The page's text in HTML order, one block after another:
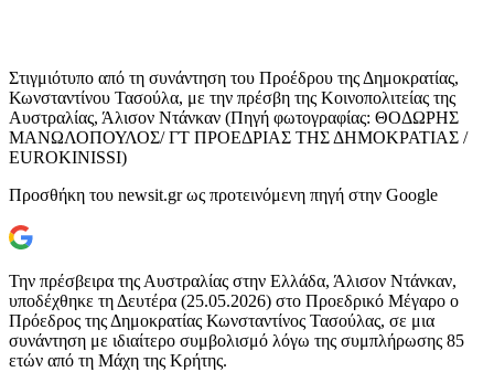
Στιγμιότυπο από τη συνάντηση του Προέδρου της Δημοκρατίας,
Κωνσταντίνου Τασούλα, με την πρέσβη της Κοινοπολιτείας της
Αυστραλίας, Άλισον Ντάνκαν (Πηγή φωτογραφίας: ΘΟΔΩΡΗΣ
ΜΑΝΩΛΟΠΟΥΛΟΣ/ ΓΤ ΠΡΟΕΔΡΙΑΣ ΤΗΣ ΔΗΜΟΚΡΑΤΙΑΣ /
EUROKINISSI)
Προσθήκη του newsit.gr ως προτεινόμενη πηγή στην Google
Την πρέσβειρα της Αυστραλίας στην Ελλάδα, Άλισον Ντάνκαν,
υποδέχθηκε τη Δευτέρα (25.05.2026) στο Προεδρικό Μέγαρο ο
Πρόεδρος της Δημοκρατίας Κωνσταντίνος Τασούλας, σε μια
συνάντηση με ιδιαίτερο συμβολισμό λόγω της συμπλήρωσης 85
ετών από τη Μάχη της Κρήτης.